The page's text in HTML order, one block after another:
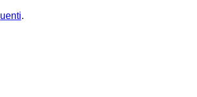
.